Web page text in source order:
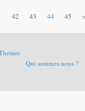
42 43 44 45 »
Qui sommes nous ?